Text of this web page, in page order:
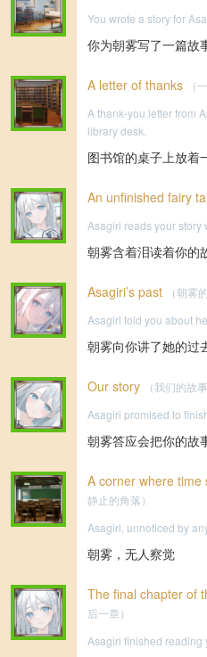
You wrote a story for
你为朝雾写了一篇故
A letter of thanks
（
A thank-you letter from
library desk.
图书馆的桌子上放着
An unfinished fairy
Asagiri reads your story
朝雾含着泪读着你的
Asagiri’s past
（朝雾
Asagiri told you about
朝雾向你讲了她的过
Our story
（我们的故事
Asagiri promised to
朝雾答应会把你的故
A corner where time
静止的角落）
Asagiri, unnoticed by
朝雾，无人察觉
The final chapter of
后一章）
Asagiri finished reading